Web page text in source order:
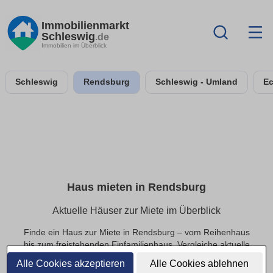
Alle Cookies akzeptieren Alle Cookies ablehnen
Immobilienmarkt
Schleswig.de
Immobilien im Überblick
Schleswig Rendsburg Schleswig - Umland
Haus mieten in Rendsburg
Aktuelle Häuser zur Miete im Überblick
Finde ein Haus zur Miete in Rendsburg – vom Reihenhaus
bis zum freistehenden Einfamilienhaus. Vergleiche aktuelle
Angebote auf Immobilienmarkt-Schleswig.de und nutze
Filter wie Mietpreis, Wohnfläche, Grundstück, Zimmeranzahl